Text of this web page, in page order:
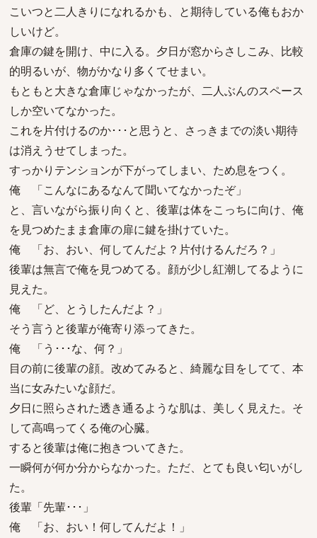
こいつと二人きりになれるかも、と期待している俺もおか
しいけど。
倉庫の鍵を開け、中に入る。夕日が窓からさしこみ、比較
的明るいが、物がかなり多くてせまい。
もともと大きな倉庫じゃなかったが、二人ぶんのスペース
しか空いてなかった。
これを片付けるのか･･･と思うと、さっきまでの淡い期待
は消えうせてしまった。
すっかりテンションが下がってしまい、ため息をつく。
俺 「こんなにあるなんて聞いてなかったぞ」
と、言いながら振り向くと、後輩は体をこっちに向け、俺
を見つめたまま倉庫の扉に鍵を掛けていた。
俺 「お、おい、何してんだよ？片付けるんだろ？」
後輩は無言で俺を見つめてる。顔が少し紅潮してるように
見えた。
俺 「ど、とうしたんだよ？」
そう言うと後輩が俺寄り添ってきた。
俺 「う･･･な、何？」
目の前に後輩の顔。改めてみると、綺麗な目をしてて、本
当に女みたいな顔だ。
夕日に照らされた透き通るような肌は、美しく見えた。そ
して高鳴ってくる俺の心臓。
すると後輩は俺に抱きついてきた。
一瞬何が何か分からなかった。ただ、とても良い匂いがし
た。
後輩「先輩･･･」
俺 「お、おい！何してんだよ！」